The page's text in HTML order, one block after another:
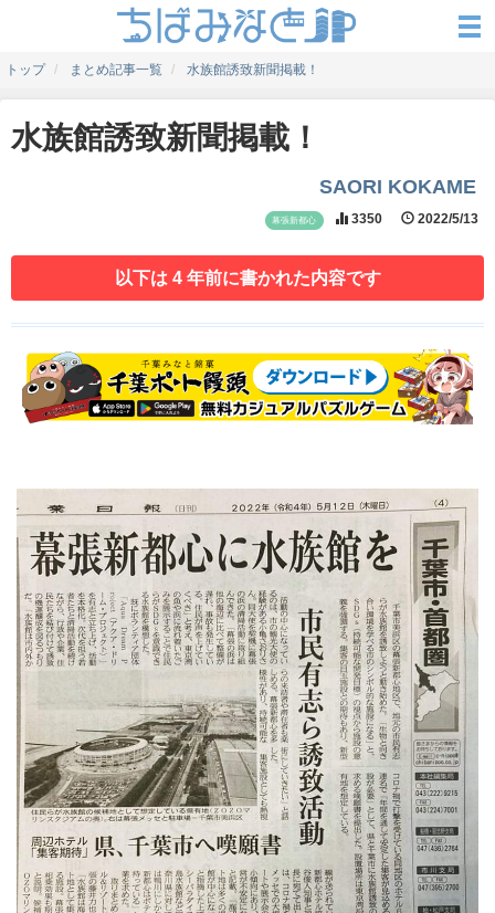
トップ まとめ記事一覧 水族館誘致新聞掲載！
水族館誘致新聞掲載！
SAORI KOKAME
幕張新都心 3350 2022/5/13
以下は 4 年前に書かれた内容です